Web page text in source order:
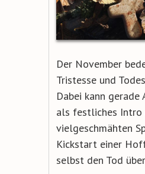
Der November
Tristesse und
Dabei kann
als festliches Intro
vielgeschmähten
Kickstart einer
selbst den Tod